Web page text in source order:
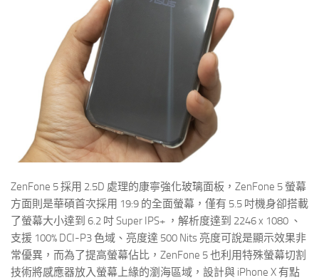
ZenFone 5 採用 2.5D 處理的康寧強化玻璃面板，ZenFone 5 螢幕
方面則是華碩首次採用 19:9 的全面螢幕，僅有 5.5 吋機身卻搭載
了螢幕大小達到 6.2 吋 Super IPS+ ，解析度達到 2246 x 1080 、
支援 100% DCI-P3 色域、亮度達 500 Nits 亮度可說是顯示效果非
常優異，而為了提高螢幕佔比，ZenFone 5 也利用特殊螢幕切割
技術將感應器放入螢幕上緣的瀏海區域，設計與 iPhone X 有點